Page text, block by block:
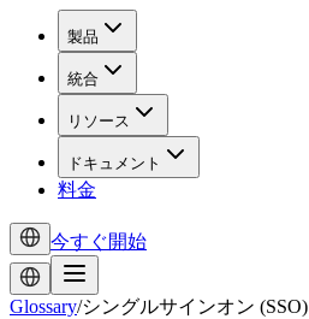
製品
統合
リソース
ドキュメント
料金
今すぐ開始
Glossary/シングルサインオン (SSO)